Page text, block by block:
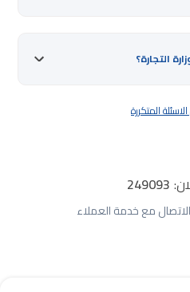
التجارة؟
المتكررة
249093
مع خدمة العملاء